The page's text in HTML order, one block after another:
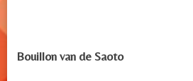
Bouillon van de Saoto